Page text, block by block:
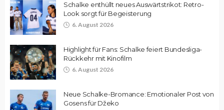
Schalke enthüllt neues Auswärtstrikot: Retro-
Look sorgt für Begeisterung
6. August 2026
Highlight für Fans: Schalke feiert Bundesliga-
Rückkehr mit Kinofilm
6. August 2026
Neue Schalke-Bromance: Emotionaler Post von
Gosens für Džeko